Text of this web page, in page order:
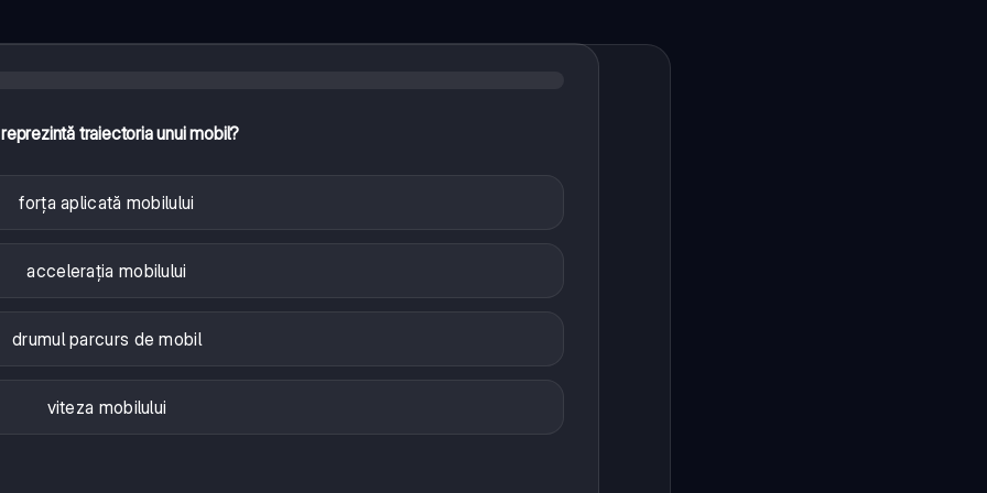
traiectoria unui mobil?
forța aplicată mobilului
accelerația mobilului
drumul parcurs de mobil
viteza mobilului